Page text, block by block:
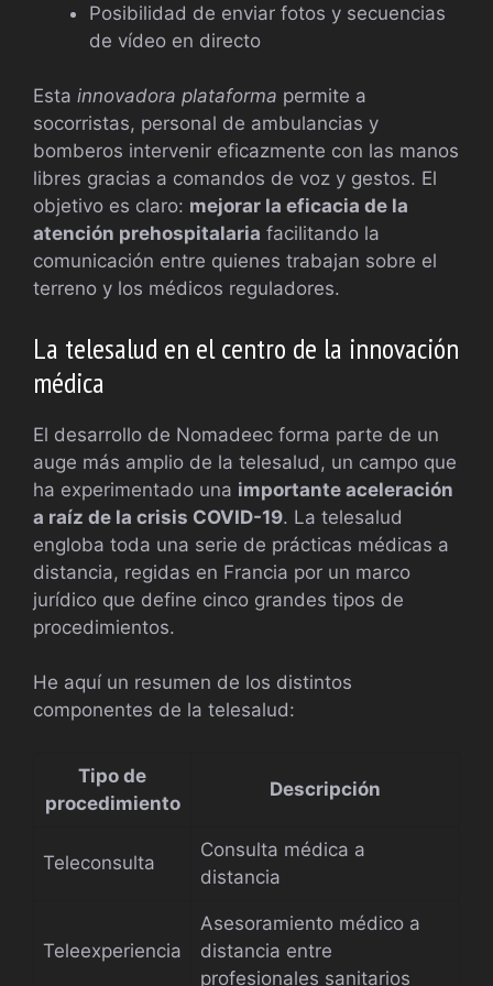
Posibilidad de enviar fotos y secuencias
de vídeo en directo
Esta innovadora plataforma permite a
socorristas, personal de ambulancias y
bomberos intervenir eficazmente con las manos
libres gracias a comandos de voz y gestos. El
objetivo es claro: mejorar la eficacia de la
atención prehospitalaria facilitando la
comunicación entre quienes trabajan sobre el
terreno y los médicos reguladores.
La telesalud en el centro de la innovación
médica
El desarrollo de Nomadeec forma parte de un
auge más amplio de la telesalud, un campo que
ha experimentado una importante aceleración
a raíz de la crisis COVID-19. La telesalud
engloba toda una serie de prácticas médicas a
distancia, regidas en Francia por un marco
jurídico que define cinco grandes tipos de
procedimientos.
He aquí un resumen de los distintos
componentes de la telesalud:
Tipo de
procedimiento
Descripción
Teleconsulta
Consulta médica a
distancia
Teleexperiencia
Asesoramiento médico a
distancia entre
profesionales sanitarios